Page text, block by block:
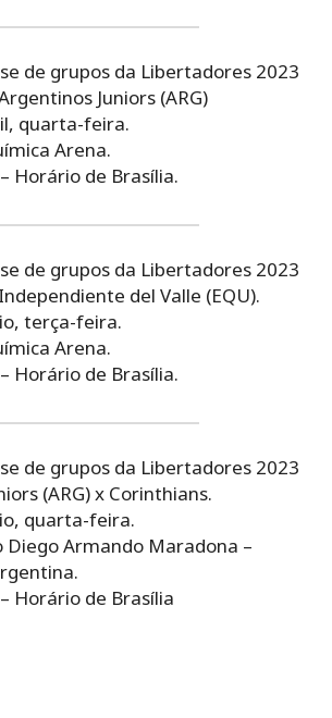
de grupos da Libertadores 2023
Juniors (ARG)
quarta-feira.
Arena.
Horário de Brasília.
de grupos da Libertadores 2023
del Valle (EQU).
terça-feira.
Arena.
Horário de Brasília.
de grupos da Libertadores 2023
(ARG) x Corinthians.
quarta-feira.
Diego Armando Maradona –
Horário de Brasília